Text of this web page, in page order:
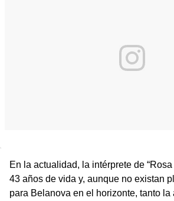
En la actualidad, la intérprete de
43 años de vida y, aunque no existan
para Belanova en el horizonte, tanto